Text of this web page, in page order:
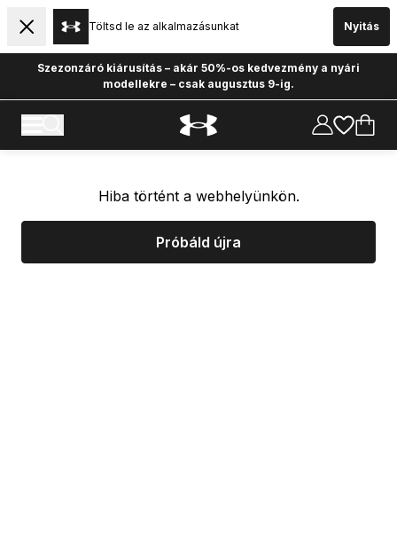
Töltsd le az alkalmazásunkat Nyitás
Szezonzáró kiárusítás – akár 50%-os kedvezmény a nyári
modellekre – csak augusztus 9-ig.
Hiba történt a webhelyünkön.
Próbáld újra